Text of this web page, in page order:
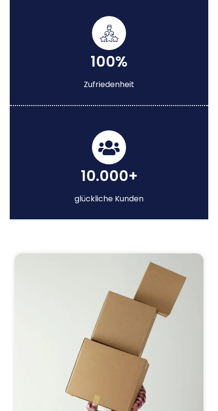
100%
Zufriedenheit
10.000+
glückliche Kunden